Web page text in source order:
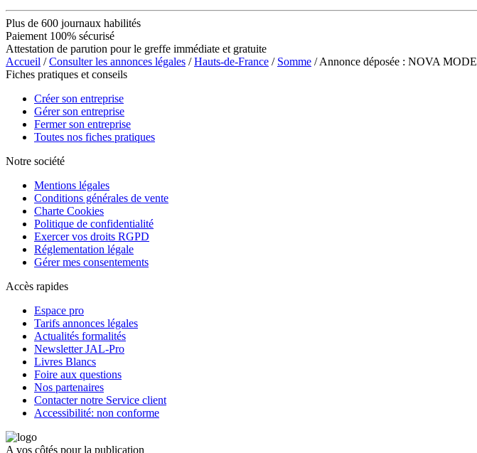
Plus de 600 journaux habilités
Paiement 100% sécurisé
Attestation de parution pour le greffe immédiate et gratuite
Accueil /Consulter les annonces légales /Hauts-de-France / Somme / Annonce déposée : NOVA MODE
Fiches pratiques et conseils
Créer son entreprise
Gérer son entreprise
Fermer son entreprise
Toutes nos fiches pratiques
Notre société
Mentions légales
Conditions générales de vente
Charte Cookies
Politique de confidentialité
Exercer vos droits RGPD
Réglementation légale
Gérer mes consentements
Accès rapides
Espace pro
Tarifs annonces légales
Actualités formalités
Newsletter JAL-Pro
Livres Blancs
Foire aux questions
Nos partenaires
Contacter notre Service client
Accessibilité: non conforme
A vos côtés pour la publication